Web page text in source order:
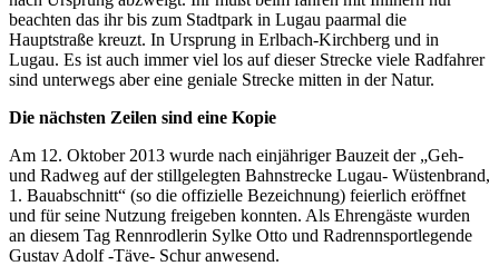
beachten das ihr bis zum Stadtpark in Lugau paarmal die
Hauptstraße kreuzt. In Ursprung in Erlbach-Kirchberg und in
Lugau. Es ist auch immer viel los auf dieser Strecke viele Radfahrer
sind unterwegs aber eine geniale Strecke mitten in der Natur.
Die nächsten Zeilen sind eine Kopie
Am 12. Oktober 2013 wurde nach einjähriger Bauzeit der „Geh-
und Radweg auf der stillgelegten Bahnstrecke Lugau- Wüstenbrand,
1. Bauabschnitt“ (so die offizielle Bezeichnung) feierlich eröffnet
und für seine Nutzung freigeben konnten. Als Ehrengäste wurden
an diesem Tag Rennrodlerin Sylke Otto und Radrennsportlegende
Gustav Adolf -Täve- Schur anwesend.